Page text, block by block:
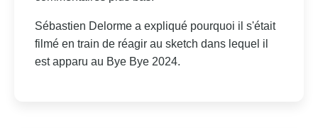
Sébastien Delorme a expliqué pourquoi il s'était
filmé en train de réagir au sketch dans lequel il
est apparu au Bye Bye 2024.